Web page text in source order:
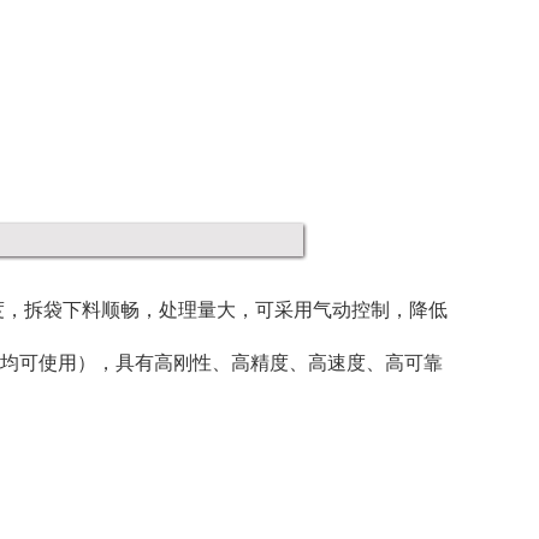
拆袋下料顺畅，处理量大，可采用气动控制，降低
可使用），具有高刚性、高精度、高速度、高可靠